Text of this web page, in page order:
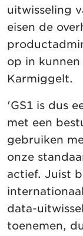
uitwisseling
eisen de
op in
Karmiggelt.
'GS1 is dus
met een
gebruiken
onze
actief. Juist
data-
toenemen,